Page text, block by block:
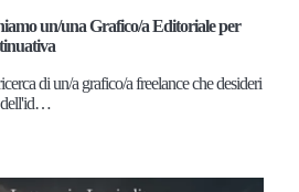
un/una Grafico/a Editoriale per
di un/a grafico/a freelance che desideri
dell'id…